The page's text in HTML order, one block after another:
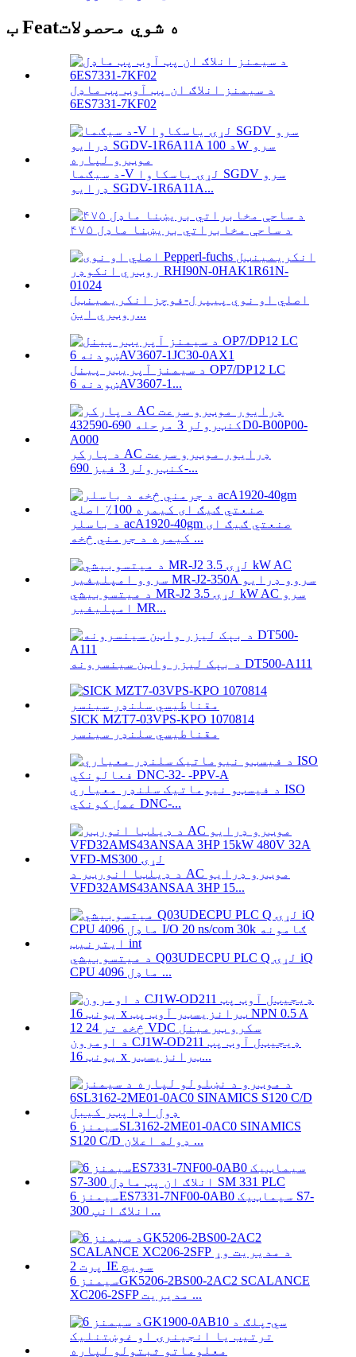
ب Featه شوي محصولات
د سیمنز انلاګ ان پټ آوټ پټ ماډل
6ES7331-7KF02
د سیګما-V لړۍ یاسکاوا SGDV سرو
ډرایو SGDV-1R6A11A...
۴۷۵ د ساحې مخابراتي بریښنا ماډل
اصلي او نوي پیپرل-فوچز انکریمینټل
روټري این...
د سیمنز آپریټر پینل OP7/DP12 LC
ښودنه 6AV3607-1...
د پارکر AC ډرایور موټرو سرعت
کنټرولر 3 فیز 690-...
د باسلر acA1920-40gm صنعتي ګیګ ای
کیمره د جرمني څخه ...
د میتسوبیشي MR-J2 لړۍ 3.5 kW AC سرو
امپلیفیر MR...
د بېک لیزر واټن سینسرونه DT500-A111
SICK MZT7-03VPS-KPO 1070814
مقناطیسي سلنډر سینسر
د فیسټو نیوماتیک سلنډر معیاري ISO
عمل کونکي DNC-...
د ډیلټا انورټر د AC موټرو ډرایو
VFD32AMS43ANSAA 3HP 15...
د میتسوبیشي Q03UDECPU PLC Q لړۍ iQ
CPU ماډل 4096 ...
د اومرون CJ1W-OD211 ډیجیټل آوټ پټ
یونټ 16 x ټرانزیسټر...
سیمنز 6SL3162-2ME01-0AC0 SINAMICS
S120 C/D ډوله اعلان ...
سیمنز 6ES7331-7NF00-0AB0 سیماټیک S7-
300 انلاګ انپ...
سیمنز 6GK5206-2BS00-2AC2 SCALANCE
XC206-2SFP مدیریت ...